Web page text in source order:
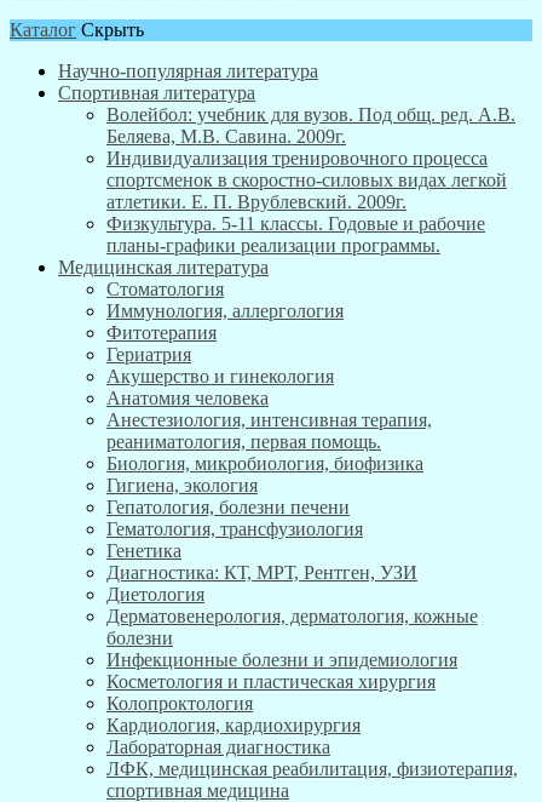
Каталог Скрыть
Научно-популярная литература
Спортивная литература
Волейбол: учебник для вузов. Под общ. ред. А.В.
Беляева, М.В. Савина. 2009г.
Индивидуализация тренировочного процесса
спортсменок в скоростно-силовых видах легкой
атлетики. Е. П. Врублевский. 2009г.
Физкультура. 5-11 классы. Годовые и рабочие
планы-графики реализации программы.
Медицинская литература
Стоматология
Иммунология, аллергология
Фитотерапия
Гериатрия
Акушерство и гинекология
Анатомия человека
Анестезиология, интенсивная терапия,
реаниматология, первая помощь.
Биология, микробиология, биофизика
Гигиена, экология
Гепатология, болезни печени
Гематология, трансфузиология
Генетика
Диагностика: КТ, МРТ, Рентген, УЗИ
Диетология
Дерматовенерология, дерматология, кожные
болезни
Инфекционные болезни и эпидемиология
Косметология и пластическая хирургия
Колопроктология
Кардиология, кардиохирургия
Лабораторная диагностика
ЛФК, медицинская реабилитация, физиотерапия,
спортивная медицина